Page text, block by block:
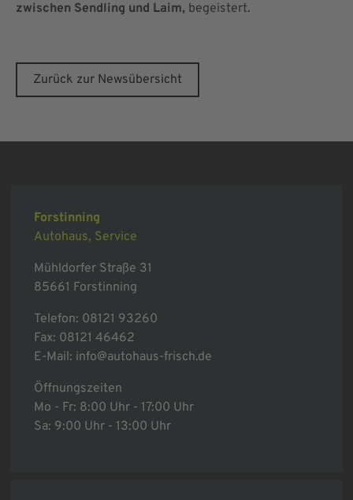
zwischen Sendling und Laim, begeistert.
Zurück zur Newsübersicht
Forstinning
Autohaus, Service
Mühldorfer Straße 31
85661 Forstinning
Telefon: 08121 93260
Fax: 08121 46462
E-Mail: info@autohaus-frisch.de
Öffnungszeiten
Mo - Fr: 8:00 Uhr - 17:00 Uhr
Sa: 9:00 Uhr - 13:00 Uhr